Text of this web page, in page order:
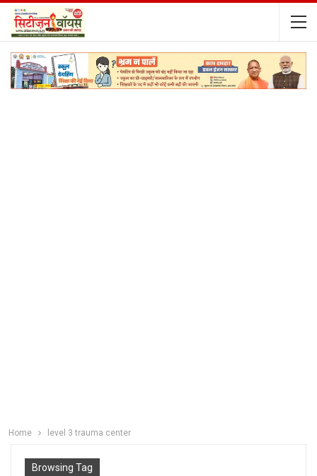
Home level 3 trauma center
Browsing Tag